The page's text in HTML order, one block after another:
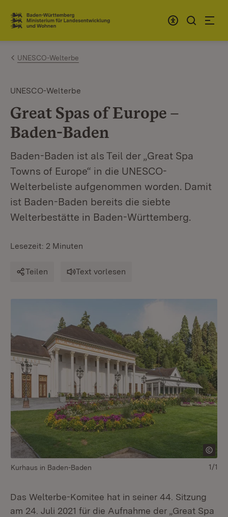
Zum Inhalt springen
Link zur Startseite
UNESCO-Welterbe
UNESCO-Welterbe
Great Spas of Europe –
Baden-Baden
Baden-Baden ist als Teil der „Great Spa
Towns of Europe“ in die UNESCO-
Welterbeliste aufgenommen worden. Damit
ist Baden-Baden bereits die siebte
Welterbestätte in Baden-Württemberg.
Lesezeit: 2 Minuten
Teilen Text vorlesen
Kurhaus in Baden-Baden 1/1
Das Welterbe-Komitee hat in seiner 44. Sitzung
am 24. Juli 2021 für die Aufnahme der „Great Spa